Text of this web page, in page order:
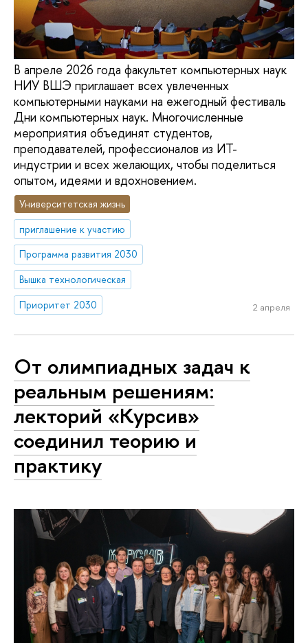
В апреле 2026 года факультет компьютерных наук
НИУ ВШЭ приглашает всех увлеченных
компьютерными науками на ежегодный фестиваль
Дни компьютерных наук. Многочисленные
мероприятия объединят студентов,
преподавателей, профессионалов из ИТ-
индустрии и всех желающих, чтобы поделиться
опытом, идеями и вдохновением.
Университетская жизнь
приглашение к участию
Программа развития 2030
Вышка технологическая
Приоритет 2030
2 апреля
От олимпиадных задач к
реальным решениям:
лекторий «Курсив»
соединил теорию и
практику